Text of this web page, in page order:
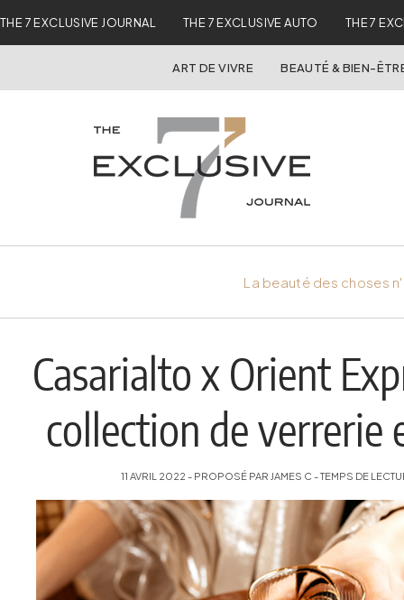
THE 7 EXCLUSIVE JOURNAL THE 7 EXCLUSIVE AUTO THE 7
ART DE VIVRE BEAUTÉ & BIEN-
La beauté des choses
Casarialto x Orient
collection de verrerie
11 AVRIL 2022 - PROPOSÉ PAR JAMES C - TEMPS DE